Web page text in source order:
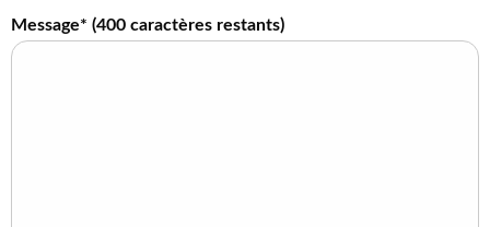
Message* (400 caractères restants)